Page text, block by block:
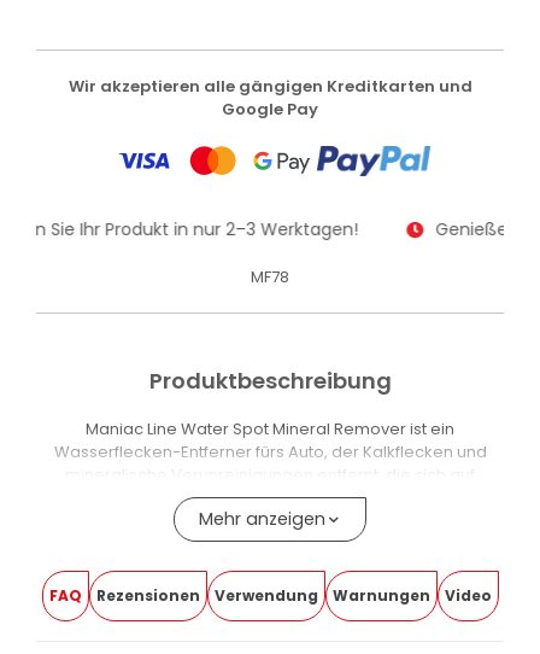
Wir akzeptieren alle gängigen Kreditkarten und
Google Pay
Sie Ihr Produkt in nur 2–3 Werktagen! Genießen
MF78
Produktbeschreibung
Maniac Line Water Spot Mineral Remover ist ein
Wasserflecken-Entferner fürs Auto, der Kalkflecken und
mineralische Verunreinigungen entfernt, die sich auf
Scheiben und Karosserie festsetzen.
Die Formel wirkt chemisch und löst Salzrückstände,
den Glanz der behandelten Oberflächen
wiederherzustellen.
Mehr anzeigen
FAQ Rezensionen Verwendung Warnungen Video